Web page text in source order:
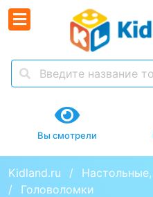
Вы смотрели
Kidland.ru
Головоломки